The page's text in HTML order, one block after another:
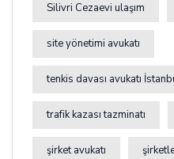
Silivri Cezaevi ulaşım
site yönetimi avukatı
tenkis davası avukatı
trafik kazası tazminatı
şirket avukatı